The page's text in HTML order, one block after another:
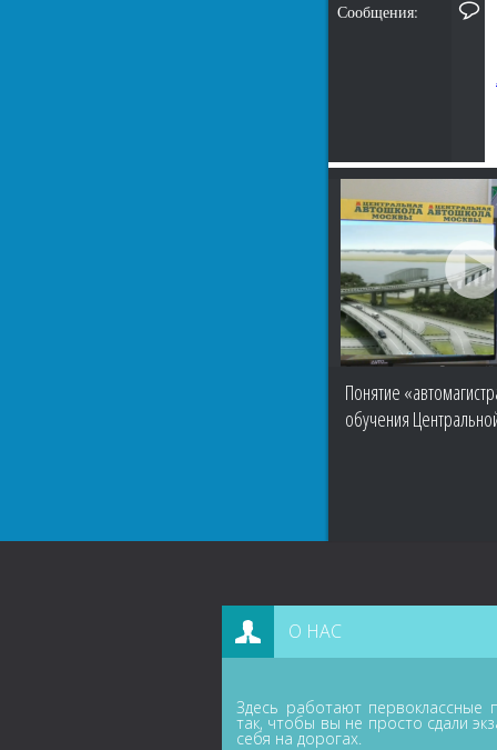
Сообщения:
Понятие
обучения
О НАС
Здесь работают первоклассные
так, чтобы вы не просто сдали
себя на дорогах.